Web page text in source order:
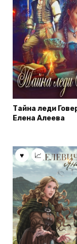
Тайна леди
Елена Алеева